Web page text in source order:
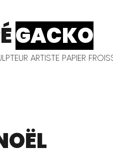
GACKO
ARTISTE PAPIER